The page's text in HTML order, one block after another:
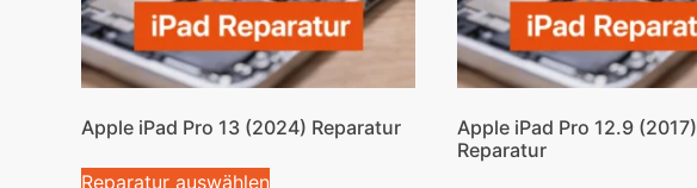
Apple iPad Pro 13 (2024) Reparatur
Reparatur auswählen
Apple iPad Pro 12.9 (2017)
Reparatur